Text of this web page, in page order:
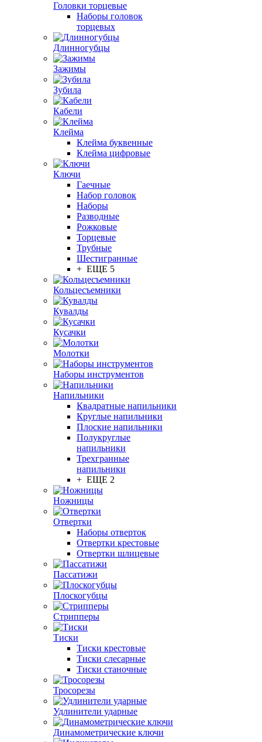
Головки торцевые
Наборы головок
торцевых
Длинногубцы
Зажимы
Зубила
Кабели
Клейма
Клейма буквенные
Клейма цифровые
Ключи
Гаечные
Набор головок
Наборы
Разводные
Рожковые
Торцевые
Трубные
Шестигранные
+ ЕЩЕ 5
Кольцесъемники
Кувалды
Кусачки
Молотки
Наборы инструментов
Напильники
Квадратные напильники
Круглые напильники
Плоские напильники
Полукруглые
напильники
Трехгранные
напильники
+ ЕЩЕ 2
Ножницы
Отвертки
Наборы отверток
Отвертки крестовые
Отвертки шлицевые
Пассатижи
Плоскогубцы
Стрипперы
Тиски
Тиски крестовые
Тиски слесарные
Тиски станочные
Тросорезы
Удлинители ударные
Динамометрические ключи